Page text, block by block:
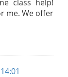
class help!
me. We offer